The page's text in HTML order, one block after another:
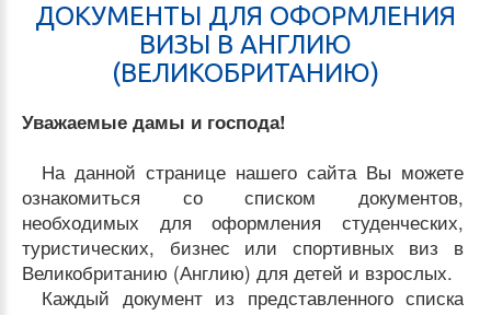
ДОКУМЕНТЫ ДЛЯ ОФОРМЛЕНИЯ
ВИЗЫ В АНГЛИЮ
(ВЕЛИКОБРИТАНИЮ)
Уважаемые дамы и господа!
На данной странице нашего сайта Вы можете
ознакомиться со списком документов,
необходимых для оформления студенческих,
туристических, бизнес или спортивных виз в
Великобританию (Англию) для детей и взрослых.
Каждый документ из представленного списка